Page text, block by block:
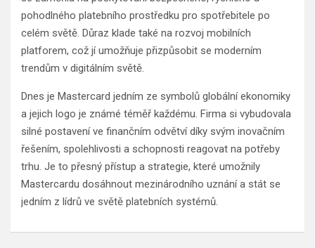
pohodlného platebního prostředku pro spotřebitele po
celém světě. Důraz klade také na rozvoj mobilních
platforem, což jí umožňuje přizpůsobit se moderním
trendům v digitálním světě.
Dnes je Mastercard jedním ze symbolů globální ekonomiky
a jejich logo je známé téměř každému. Firma si vybudovala
silné postavení ve finančním odvětví díky svým inovačním
řešením, spolehlivosti a schopnosti reagovat na potřeby
trhu. Je to přesný přístup a strategie, které umožnily
Mastercardu dosáhnout mezinárodního uznání a stát se
jedním z lídrů ve světě platebních systémů.